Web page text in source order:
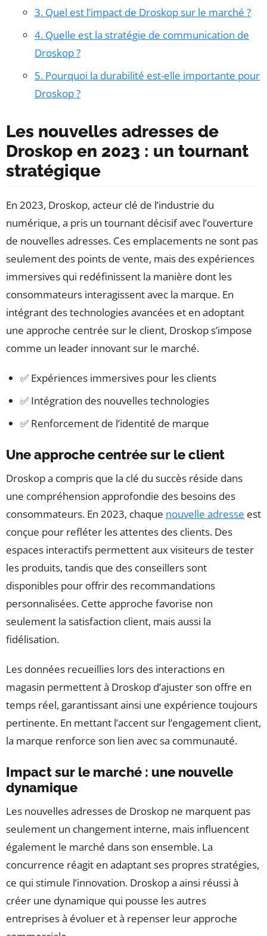
3. Quel est l’impact de Droskop sur le marché ?
4. Quelle est la stratégie de communication de
Droskop ?
5. Pourquoi la durabilité est-elle importante pour
Droskop ?
Les nouvelles adresses de
Droskop en 2023 : un tournant
stratégique
En 2023, Droskop, acteur clé de l’industrie du
numérique, a pris un tournant décisif avec l’ouverture
de nouvelles adresses. Ces emplacements ne sont pas
seulement des points de vente, mais des expériences
immersives qui redéfinissent la manière dont les
consommateurs interagissent avec la marque. En
intégrant des technologies avancées et en adoptant
une approche centrée sur le client, Droskop s’impose
comme un leader innovant sur le marché.
✅ Expériences immersives pour les clients
✅ Intégration des nouvelles technologies
✅ Renforcement de l’identité de marque
Une approche centrée sur le client
Droskop a compris que la clé du succès réside dans
une compréhension approfondie des besoins des
consommateurs. En 2023, chaque nouvelle adresse est
conçue pour refléter les attentes des clients. Des
espaces interactifs permettent aux visiteurs de tester
les produits, tandis que des conseillers sont
disponibles pour offrir des recommandations
personnalisées. Cette approche favorise non
seulement la satisfaction client, mais aussi la
fidélisation.
Les données recueillies lors des interactions en
magasin permettent à Droskop d’ajuster son offre en
temps réel, garantissant ainsi une expérience toujours
pertinente. En mettant l’accent sur l’engagement client,
la marque renforce son lien avec sa communauté.
Impact sur le marché : une nouvelle
dynamique
Les nouvelles adresses de Droskop ne marquent pas
seulement un changement interne, mais influencent
également le marché dans son ensemble. La
concurrence réagit en adaptant ses propres stratégies,
ce qui stimule l’innovation. Droskop a ainsi réussi à
créer une dynamique qui pousse les autres
entreprises à évoluer et à repenser leur approche